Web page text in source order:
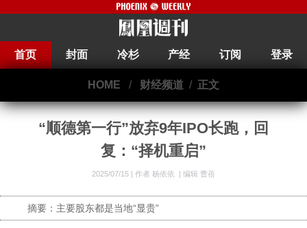
首页 封面 冷杉 产经 订阅 登录
HOME / 财经频道 / 正文
“顺德第一行”放弃9年IPO长跑，回
复：“择机重启”
2025/07/15 | 作者 杨依依 编辑 曹蓓
摘要：主要股东都是当地“显贵”